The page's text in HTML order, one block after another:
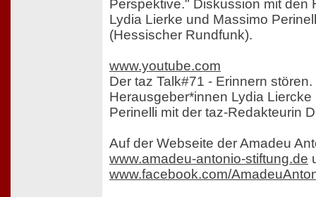
Perspektive." Diskussion mit den
Lydia Lierke und Massimo
(Hessischer Rundfunk).
www.youtube.com
Der taz Talk#71 - Erinnern
Herausgeber*innen Lydia
Perinelli mit der taz-Redakteurin
Auf der Webseite der Amadeu
www.amadeu-antonio-stiftung.de
www.facebook.com/